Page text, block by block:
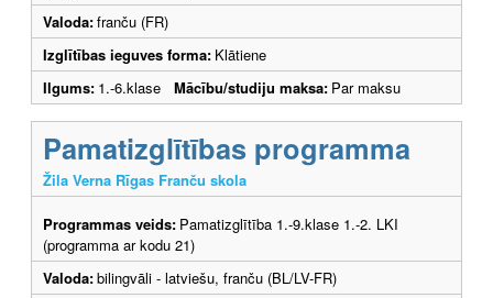
Valoda:franču (FR)
Izglītības ieguves forma: Klātiene
Ilgums: 1.-6.klase Mācību/studiju maksa: Par maksu
Pamatizglītības programma
Žila Verna Rīgas Franču skola
Programmas veids: Pamatizglītība 1.-9.klase 1.-2. LKI
(programma ar kodu 21)
Valoda:bilingvāli - latviešu, franču (BL/LV-FR)